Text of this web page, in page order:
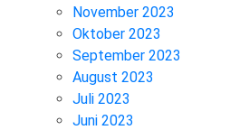
November 2023
Oktober 2023
September 2023
August 2023
Juli 2023
Juni 2023